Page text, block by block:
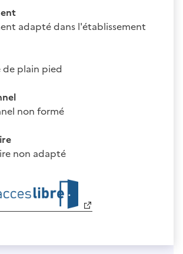
adapté dans l'établissement
de plain pied
non formé
non adapté